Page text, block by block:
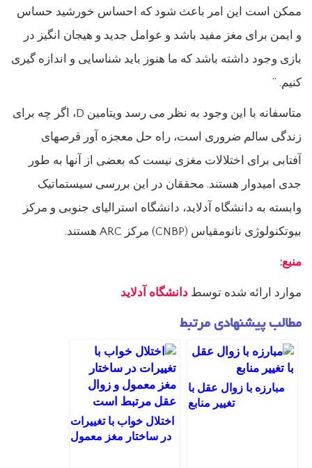
ممکن است این امر باعث شود که احساس خورشید حساس
و ایمن برای مغز مفید باشد و عوامل جدید و هیجان انگیز در
بازی وجود داشته باشد که ما هنوز باید شناسایی و اندازه گیری
کنیم. ”
متاسفانه با این وجود به نظر می رسد ویتامین D، اگر چه برای
زندگی سالم ضروری است، راه حل معجزه آور قرصهای
آفتابی برای اختلالات مغزی نیست که بعضی از آنها به طور
جدی امیدوار هستند. محققان در این بررسی سیستماتیک
وابسته به دانشگاه آدلاید، دانشگاه استرالیای جنوبی و مرکز
بیوتکنولوژی نانومقیاس (CNBP) مرکز ARC هستند.
منبع:
موارد ارائه شده توسط دانشگاه آدلاید
مطالب پیشنهادی مرتبط
مبارزه با زوال عقل با
تغییر منابع
اختلال خواب با تغییرات
در ساختار مغز معمول